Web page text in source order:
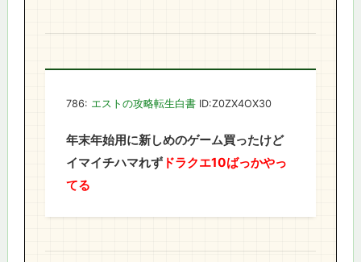
786: エストの攻略転生白書 ID:Z0ZX4OX30
年末年始用に新しめのゲーム買ったけど
イマイチハマれず ドラクエ10ばっかやっ
てる